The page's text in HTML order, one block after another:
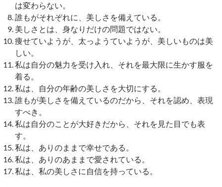
は変わらない。
誰もがそれぞれに、美しさを備えている。
美しさとは、身なりだけの問題ではない。
痩せていようが、太っようていようが、美しいものは美
しい。
私は自分の魅力を受け入れ、それを最大限に生かす服を
着る。
私は、自分の年齢の美しさを大切にする。
誰もが美しさを備えているのだから、それを認め、表現
すべき。
私は自分のことが大好きだから、それを見た目でも表
す。
私は、ありのままで幸せである。
私は、ありのあままで愛されている。
私は、私の美しさに自信を持っている。